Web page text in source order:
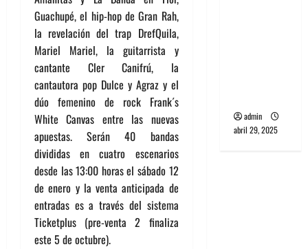
Guachupé, el hip-hop de Gran Rah,
la revelación del trap DrefQuila,
Mariel Mariel, la guitarrista y
cantante Cler Canifrú, la
cantautora pop Dulce y Agraz y el
dúo femenino de rock Frank´s
White Canvas entre las nuevas
apuestas. Serán 40 bandas
divididas en cuatro escenarios
desde las 13:00 horas el sábado 12
de enero y la venta anticipada de
entradas es a través del sistema
Ticketplus (pre-venta 2 finaliza
este 5 de octubre).
admin
abril 29, 2025